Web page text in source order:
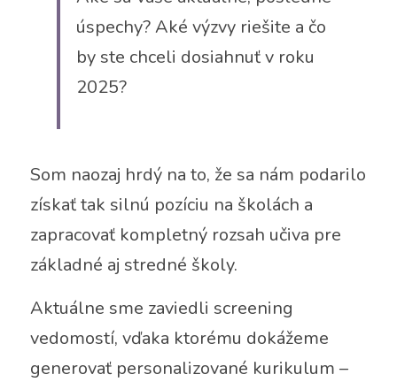
úspechy? Aké výzvy riešite a čo
by ste chceli dosiahnuť v roku
2025?
Som naozaj hrdý na to, že sa nám podarilo
získať tak silnú pozíciu na školách a
zapracovať kompletný rozsah učiva pre
základné aj stredné školy.
Aktuálne sme zaviedli screening
vedomostí, vďaka ktorému dokážeme
generovať personalizované kurikulum –